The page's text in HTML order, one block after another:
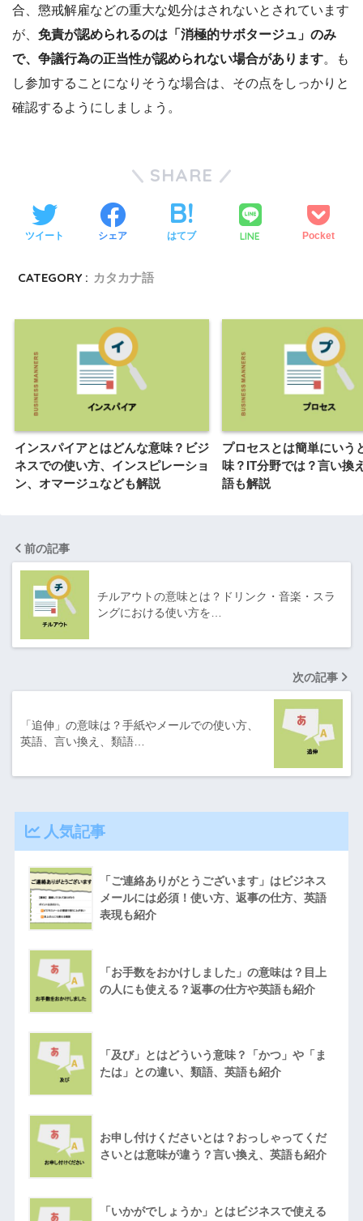
合、懲戒解雇などの重大な処分はされないとされています
が、 免責が認められるのは「消極的サボタージュ」のみ
で、争議行為の正当性が認められない場合があります。も
し参加することになりそうな場合は、その点をしっかりと
確認するようにしましょう。
SHARE
ツイート シェア はてブ LINE Pocket
CATEGORY : カタカナ語
インスパイアとはどんな意味？ビジ
ネスでの使い方、インスピレーショ
ン、オマージュなども解説
プロセスとは簡単にいう
味？IT分野では？言い換
語も解説
前の記事
チルアウトの意味とは？ドリンク・音楽・スラ
ングにおける使い方を…
次の記事
「追伸」の意味は？手紙やメールでの使い方、
英語、言い換え、類語…
人気記事
「ご連絡ありがとうございます」はビジネス
メールには必須！使い方、返事の仕方、英語
表現も紹介
「お手数をおかけしました」の意味は？目上
の人にも使える？返事の仕方や英語も紹介
「及び」とはどういう意味？「かつ」や「ま
たは」との違い、類語、英語も紹介
お申し付けくださいとは？おっしゃってくだ
さいとは意味が違う？言い換え、英語も紹介
「いかがでしょうか」とはビジネスで使える